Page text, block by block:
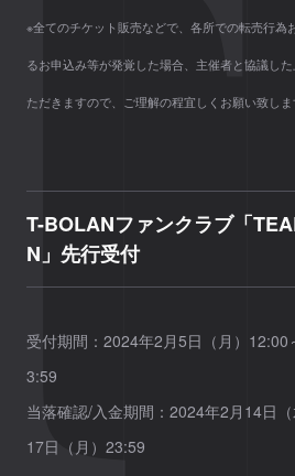
※全てのチケット販売などで、各所での転売行為
るお申込み等が発覚した場合、主催者と協議し
ただきますので、ご理解の程宜しくお願い致しま
T-BOLANファンクラブ「
N」先行受付
受付期間：2024年2月5日（月）
3:59
当落確認/入金期間：2024年2月14日
17日（月）23:59